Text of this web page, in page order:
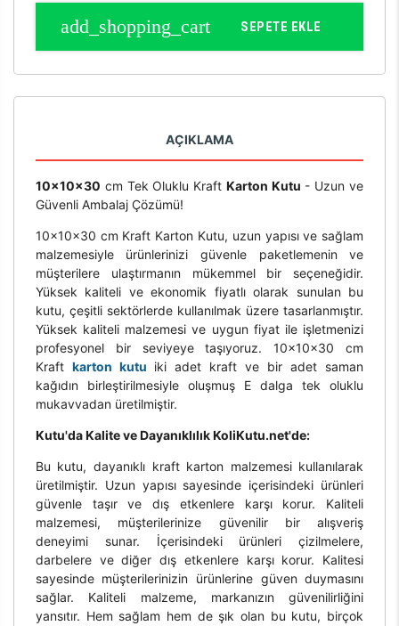
SEPETE EKLE
AÇIKLAMA
10x10x30 cm Tek Oluklu Kraft Karton Kutu - Uzun ve
Güvenli Ambalaj Çözümü!
10x10x30 cm Kraft Karton Kutu, uzun yapısı ve sağlam
malzemesiyle ürünlerinizi güvenle paketlemenin ve
müşterilere ulaştırmanın mükemmel bir seçeneğidir.
Yüksek kaliteli ve ekonomik fiyatlı olarak sunulan bu
kutu, çeşitli sektörlerde kullanılmak üzere tasarlanmıştır.
Yüksek kaliteli malzemesi ve uygun fiyat ile işletmenizi
profesyonel bir seviyeye taşıyoruz. 10x10x30 cm
Kraft karton kutu iki adet kraft ve bir adet saman
kağıdın birleştirilmesiyle oluşmuş E dalga tek oluklu
mukavvadan üretilmiştir.
Kutu'da Kalite ve Dayanıklılık KoliKutu.net'de:
Bu kutu, dayanıklı kraft karton malzemesi kullanılarak
üretilmiştir. Uzun yapısı sayesinde içerisindeki ürünleri
güvenle taşır ve dış etkenlere karşı korur. Kaliteli
malzemesi, müşterilerinize güvenilir bir alışveriş
deneyimi sunar. İçerisindeki ürünleri çizilmelere,
darbelere ve diğer dış etkenlere karşı korur. Kalitesi
sayesinde müşterilerinizin ürünlerine güven duymasını
sağlar. Kaliteli malzeme, markanızın güvenilirliğini
yansıtır. Hem sağlam hem de şık olan bu kutu, birçok